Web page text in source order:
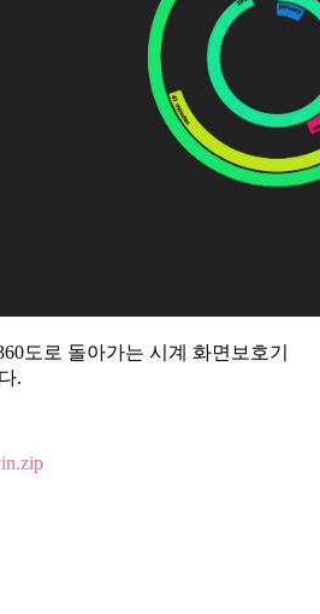
도로 돌아가는 시계 화면보호기
.